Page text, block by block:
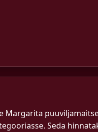
Seda